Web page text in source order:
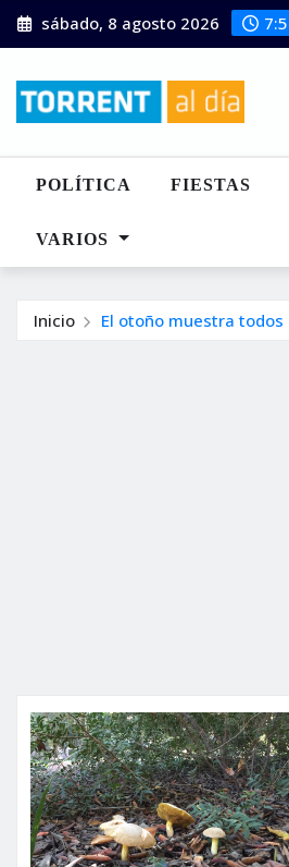
Saltar
al
sábado, 8 agosto 2026
POLÍTICA FIESTAS
VARIOS
Inicio El otoño muestra